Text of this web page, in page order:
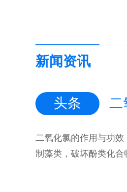
新闻资讯
头条
二氧化氯的作用与功
制藻类，破坏酚类化合